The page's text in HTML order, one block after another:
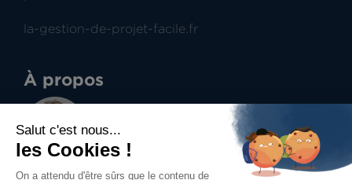
la-gestion-de-projet-facile.fr
À propos
Jean-Charles Savornin
Dirigeant de projectence
Professionnel du management de projet et du